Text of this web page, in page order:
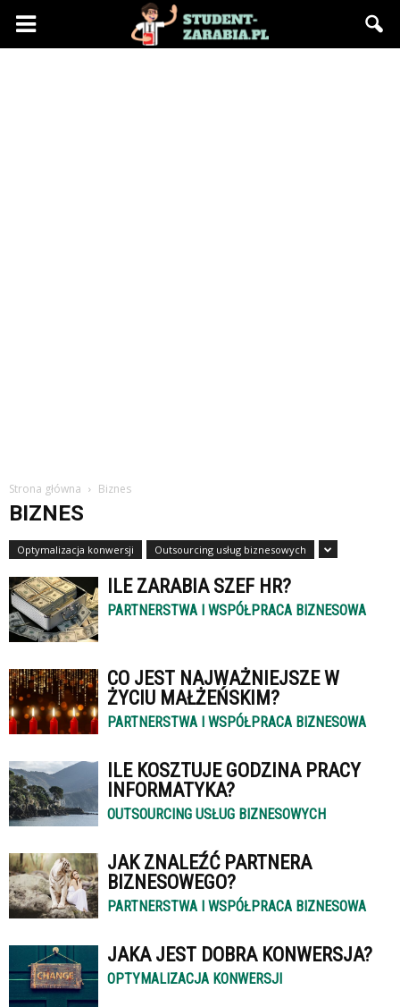
Blog
Strona główna Biznes
BIZNES
Optymalizacja konwersji Outsourcing usług biznesowych
ILE ZARABIA SZEF HR?
PARTNERSTWA I WSPÓŁPRACA BIZNESOWA
CO JEST NAJWAŻNIEJSZE W
ŻYCIU MAŁŻEŃSKIM?
PARTNERSTWA I WSPÓŁPRACA BIZNESOWA
ILE KOSZTUJE GODZINA PRACY
INFORMATYKA?
OUTSOURCING USŁUG BIZNESOWYCH
JAK ZNALEŹĆ PARTNERA
BIZNESOWEGO?
PARTNERSTWA I WSPÓŁPRACA BIZNESOWA
JAKA JEST DOBRA KONWERSJA?
OPTYMALIZACJA KONWERSJI